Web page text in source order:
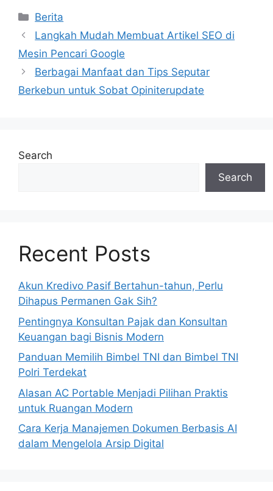
Categories
Berita
Langkah Mudah Membuat Artikel SEO di
Mesin Pencari Google
Berbagai Manfaat dan Tips Seputar
Berkebun untuk Sobat Opiniterupdate
Search
Search
Recent Posts
Akun Kredivo Pasif Bertahun-tahun, Perlu
Dihapus Permanen Gak Sih?
Pentingnya Konsultan Pajak dan Konsultan
Keuangan bagi Bisnis Modern
Panduan Memilih Bimbel TNI dan Bimbel TNI
Polri Terdekat
Alasan AC Portable Menjadi Pilihan Praktis
untuk Ruangan Modern
Cara Kerja Manajemen Dokumen Berbasis AI
dalam Mengelola Arsip Digital